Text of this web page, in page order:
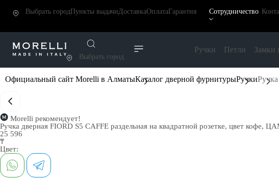
Выбрать городПункты выдачиДоставкаОплатаГарантия Сотрудничество
Выбрать город
Ручки Петли Замки
Официальный сайт Morelli в АлматыКаталог дверной фурнитурыРучки
Morelli рекомендует!
Ручка дверная FIORD S5 CAFFE раздельная на квадратной розетке, цвет кофе,
25 596
₸
Цвет: